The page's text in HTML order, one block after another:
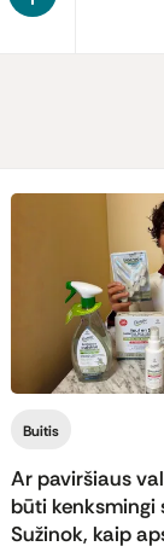
Buitis
Ar paviršiaus
būti kenksmingi
Sužinok, kaip